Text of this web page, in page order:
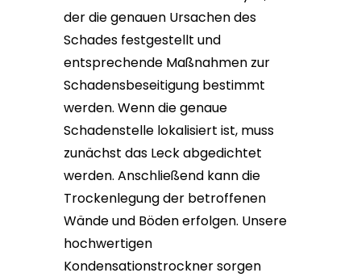
der die genauen Ursachen des
Schades festgestellt und
entsprechende Maßnahmen zur
Schadensbeseitigung bestimmt
werden. Wenn die genaue
Schadenstelle lokalisiert ist, muss
zunächst das Leck abgedichtet
werden. Anschließend kann die
Trockenlegung der betroffenen
Wände und Böden erfolgen. Unsere
hochwertigen
Kondensationstrockner sorgen